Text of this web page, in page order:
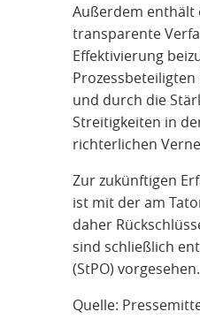
Außerdem enthält
transparente
Effektivierung
und durch die
Streitigkeiten in
richterlichen
Zur zukünftigen
ist mit der am
daher
sind schließlich
(StPO) vorgesehen.
Quelle: